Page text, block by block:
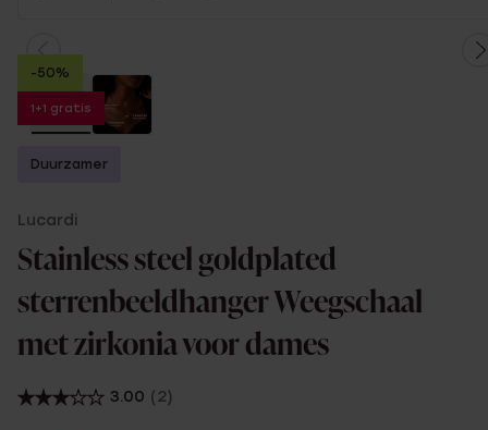
-50%
1+1 gratis
Duurzamer
Lucardi
Stainless steel goldplated
sterrenbeeldhanger Weegschaal
met zirkonia voor dames
3.00 (2)